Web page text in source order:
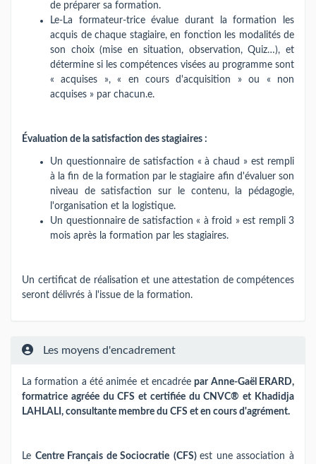
de préparer sa formation.
Le-La formateur-trice évalue durant la formation les
acquis de chaque stagiaire, en fonction les modalités de
son choix (mise en situation, observation, Quiz…), et
détermine si les compétences visées au programme sont
« acquises », « en cours d'acquisition » ou « non
acquises » par chacun.e.
Évaluation de la satisfaction des stagiaires :
Un questionnaire de satisfaction « à chaud » est rempli
à la fin de la formation par le stagiaire afin d'évaluer son
niveau de satisfaction sur le contenu, la pédagogie,
l'organisation et la logistique.
Un questionnaire de satisfaction « à froid » est rempli 3
mois après la formation par les stagiaires.
Un certificat de réalisation et une attestation de compétences
seront délivrés à l'issue de la formation.
Les moyens d'encadrement
La formation a été animée et encadréepar Anne-Gaël ERARD,
formatrice agréée du CFS et certifiée duCNVC® et Khadidja
LAHLALI, consultante membre du CFS et en cours d'agrément.
Le Centre Français de Sociocratie (CFS)est une association à